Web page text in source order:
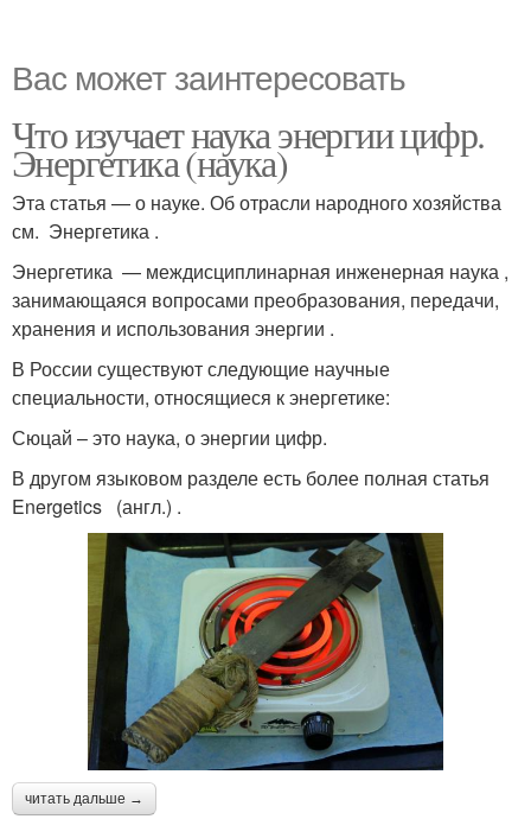
Вас может заинтересовать
Что изучает наука энергии цифр.
Энергетика (наука)
Эта статья — о науке. Об отрасли народного хозяйства
см. Энергетика .
Энергетика — междисциплинарная инженерная наука ,
занимающаяся вопросами преобразования, передачи,
хранения и использования энергии .
В России существуют следующие научные
специальности, относящиеся к энергетике:
Сюцай – это наука, о энергии цифр.
В другом языковом разделе есть более полная статья
Energetics (англ.) .
читать дальше →